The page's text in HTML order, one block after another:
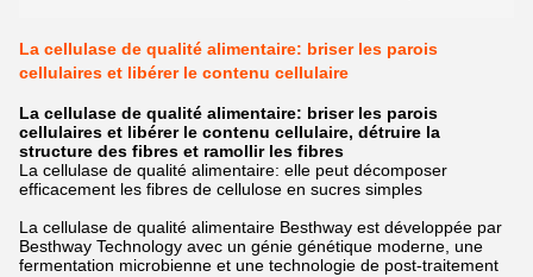
La cellulase de qualité alimentaire: briser les parois
cellulaires et libérer le contenu cellulaire
La cellulase de qualité alimentaire: briser les parois
cellulaires et libérer le contenu cellulaire, détruire la
structure des fibres et ramollir les fibres
La cellulase de qualité alimentaire: elle peut décomposer
efficacement les fibres de cellulose en sucres simples
La cellulase de qualité alimentaire Besthway est développée par
Besthway Technology avec un génie génétique moderne, une
fermentation microbienne et une technologie de post-traitement